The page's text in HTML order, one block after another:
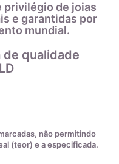
privilégio de joias
e garantidas por
mundial.
qualidade
não permitindo
(teor) e a especificada.